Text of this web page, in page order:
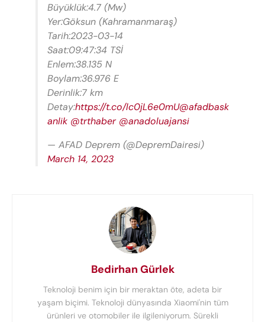
Büyüklük:4.7 (Mw)
Yer:Göksun (Kahramanmaraş)
Tarih:2023-03-14
Saat:09:47:34 TSİ
Enlem:38.135 N
Boylam:36.976 E
Derinlik:7 km
Detay:https://t.co/lc0jL6e0mU@afadbask
anlik @trthaber @anadoluajansi
— AFAD Deprem (@DepremDairesi)
March 14, 2023
Bedirhan Gürlek
Teknoloji benim için bir meraktan öte, adeta bir
yaşam biçimi. Teknoloji dünyasında Xiaomi'nin tüm
ürünleri ve otomobiler ile ilgileniyorum. Sürekli